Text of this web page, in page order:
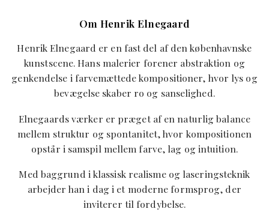
Om Henrik Elnegaard
Henrik Elnegaard er en fast del af den københavnske
kunstscene. Hans malerier forener abstraktion og
genkendelse i farvemættede kompositioner, hvor lys og
bevægelse skaber ro og sanselighed.
Elnegaards værker er præget af en naturlig balance
mellem struktur og spontanitet, hvor kompositionen
opstår i samspil mellem farve, lag og intuition.
Med baggrund i klassisk realisme og laseringsteknik
arbejder han i dag i et moderne formsprog, der
inviterer til fordybelse.